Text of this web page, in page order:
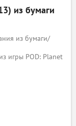
из бумаги
из бумаги/
игры POD: Planet